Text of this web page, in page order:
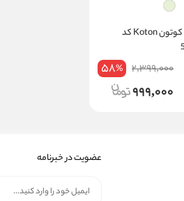
تی شرت دخترانه کوتون Koton کد
2,399,000
58%
999,000
عضویت در خبرنامه